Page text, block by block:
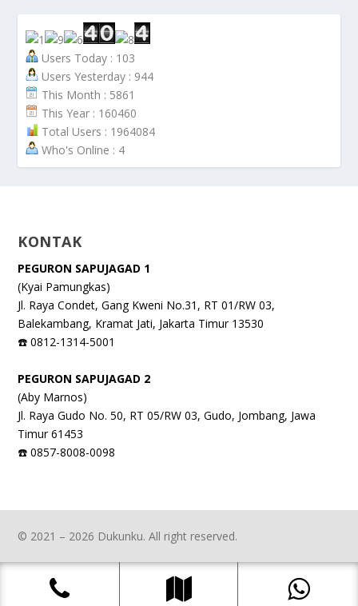
Users Today : 103
Users Yesterday : 944
This Month : 5861
This Year : 160460
Total Users : 1964084
Who's Online : 4
KONTAK
PEGURON SAPUJAGAD 1
(Kyai Pamungkas)
Jl. Raya Condet, Gang Kweni No.31, RT 01/RW 03,
Balekambang, Kramat Jati, Jakarta Timur 13530
☎️ 0812-1314-5001
PEGURON SAPUJAGAD 2
(Aby Marnos)
Jl. Raya Gudo No. 50, RT 05/RW 03, Gudo, Jombang, Jawa
Timur 61453
☎️ 0857-8008-0098
© 2021 – 2026 Dukunku. All right reserved.